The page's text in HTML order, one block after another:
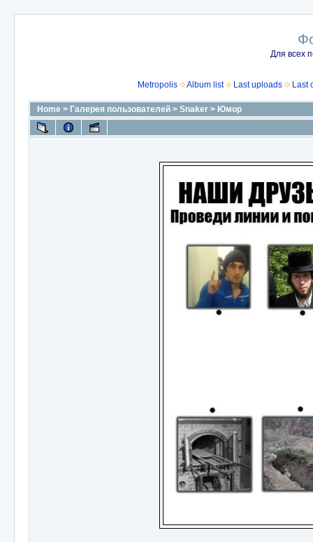
Для всех
Metropolis Album list Last uploads Last
Home > Галерея пользователей > Snaker > Юмор